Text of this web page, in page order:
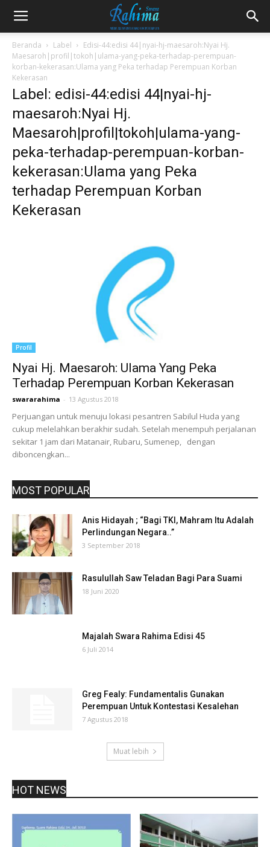
Beranda Label
Edisi-44:edisi 44|nyai-hj-maesaroh:Nyai Hj.
Maesaroh|profil|tokoh|ulama-yang-peka-terhadap-perempuan-
korban-kekerasan:Ulama yang Peka terhadap Perempuan Korban
Kekerasan
Label: edisi-44:edisi 44|nyai-hj-
maesaroh:Nyai Hj.
Maesaroh|profil|tokoh|ulama-yang-
peka-terhadap-perempuan-korban-
kekerasan:Ulama yang Peka
terhadap Perempuan Korban
Kekerasan
Profil
Nyai Hj. Maesaroh: Ulama Yang Peka
Terhadap Perempuan Korban Kekerasan
swararahima - 13 Agustus 2018
Perjuangan untuk menuju lokasi pesantren Sabilul Huda yang
cukup melelahkan berakhir sudah. Setelah menempuh perjalanan
sekitar 1 jam dari Matanair, Rubaru, Sumenep, dengan
diboncengkan...
MOST POPULAR
Anis Hidayah ; “Bagi TKI, Mahram Itu Adalah
Perlindungan Negara..”
3 September 2018
Rasulullah Saw Teladan Bagi Para Suami
18 Juni 2020
Majalah Swara Rahima Edisi 45
6 Juli 2014
Greg Fealy: Fundamentalis Gunakan
Perempuan Untuk Kontestasi Kesalehan
7 Agustus 2018
Muat lebih
HOT NEWS